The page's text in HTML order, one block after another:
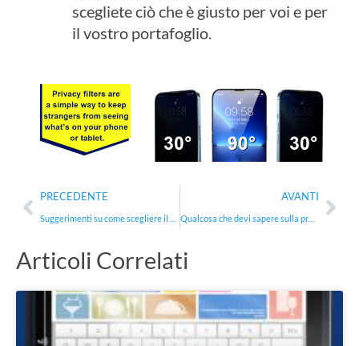
scegliete ciò che è giusto per voi e per
il vostro portafoglio.
Precedente
PRECEDENTE AVANTI
Qualcosa che devi sapere sulla protezione dello schermo Samsung Galaxy S21 Ultra
Articoli Correlati